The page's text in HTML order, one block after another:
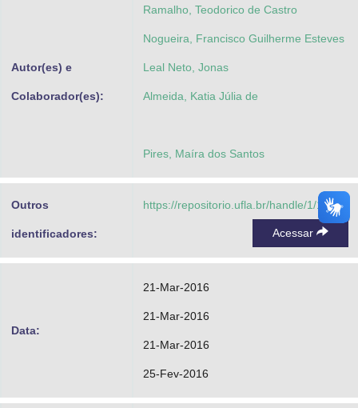
Autor(es) e
Colaborador(es):
Ramalho, Teodorico de Castro
Nogueira, Francisco Guilherme Esteves
Leal Neto, Jonas
Almeida, Katia Júlia de
Pires, Maíra dos Santos
Outros
identificadores:
https://repositorio.ufla.br/handle/1/10939
Acessar
Data:
21-Mar-2016
21-Mar-2016
21-Mar-2016
25-Fev-2016